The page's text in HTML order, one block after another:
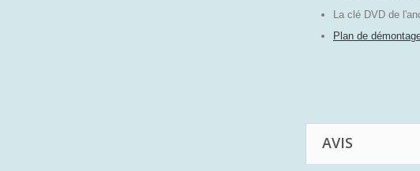
La clé DVD de
Plan de
AVIS